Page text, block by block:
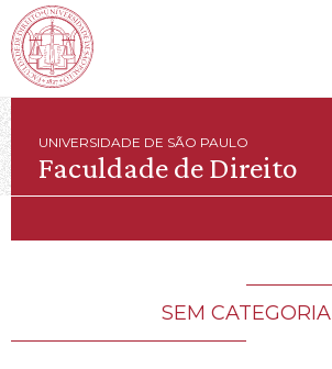
UNIVERSIDADE DE SÃO PAULO
Faculdade de Direito
SEM CATEGORIA